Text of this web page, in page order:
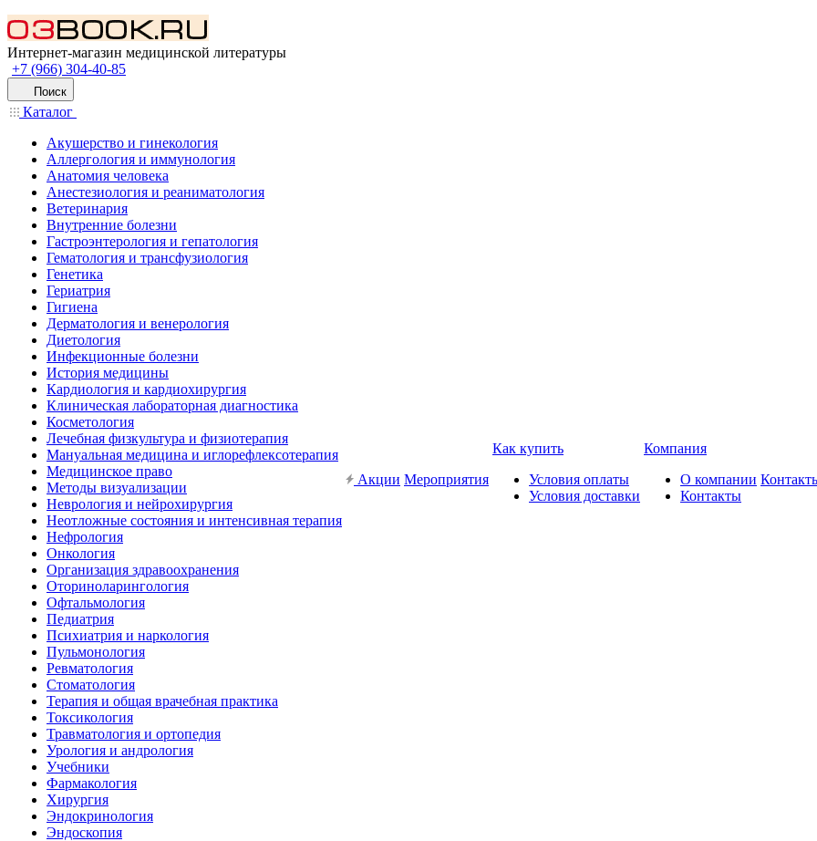
Интернет-магазин медицинской литературы
+7 (966) 304-40-85
Поиск
Каталог
Акушерство и гинекология
Аллергология и иммунология
Анатомия человека
Анестезиология и реаниматология
Ветеринария
Внутренние болезни
Гастроэнтерология и гепатология
Гематология и трансфузиология
Генетика
Гериатрия
Гигиена
Дерматология и венерология
Диетология
Инфекционные болезни
История медицины
Кардиология и кардиохирургия
Клиническая лабораторная диагностика
Косметология
Лечебная физкультура и физиотерапия
Мануальная медицина и иглорефлексотерапия
Медицинское право
Методы визуализации
Неврология и нейрохирургия
Неотложные состояния и интенсивная терапия
Нефрология
Онкология
Организация здравоохранения
Оториноларингология
Офтальмология
Педиатрия
Психиатрия и наркология
Пульмонология
Ревматология
Стоматология
Терапия и общая врачебная практика
Токсикология
Травматология и ортопедия
Урология и андрология
Учебники
Фармакология
Хирургия
Эндокринология
Эндоскопия
Акции Мероприятия
Как купить
Условия оплаты
Условия доставки
Компания
О компании
Контакты